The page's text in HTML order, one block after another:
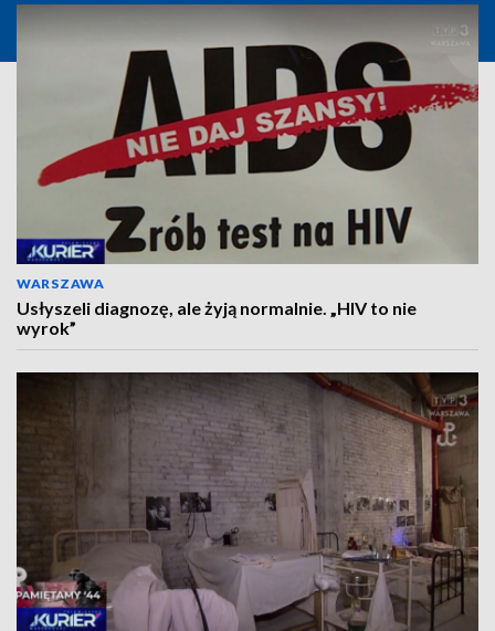
WARSZAWA
Usłyszeli diagnozę, ale żyją normalnie. „HIV to nie
wyrok”